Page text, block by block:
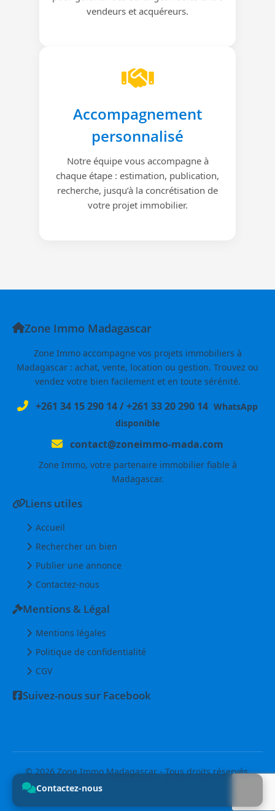
vendeurs et acquéreurs.
Accompagnement
personnalisé
Notre équipe vous accompagne à
chaque étape : estimation, publication,
recherche, jusqu’à la concrétisation de
votre projet immobilier.
Zone Immo Madagascar
Zone Immo accompagne vos projets immobiliers à
Madagascar : achat, vente, location ou gestion. Trouvez ou
vendez votre bien facilement et en toute sérénité.
+261 34 15 290 14/+261 33 20 290 14 WhatsApp
disponible
contact@zoneimmo-mada.com
Zone Immo, votre partenaire immobilier fiable à
Madagascar.
Liens utiles
Accueil
Rechercher un bien
Publier une annonce
Contactez-nous
Mentions & Légal
Mentions légales
Politique de confidentialité
CGV
Suivez-nous sur Facebook
© 2026 Zone Immo Madagascar - Tous droits réservés.
Contactez-nous